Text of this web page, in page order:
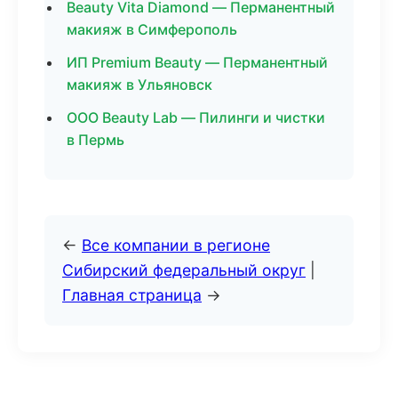
Beauty Vita Diamond — Перманентный
макияж в Симферополь
ИП Premium Beauty — Перманентный
макияж в Ульяновск
ООО Beauty Lab — Пилинги и чистки
в Пермь
← Все компании в регионе
Сибирский федеральный округ
Главная страница →